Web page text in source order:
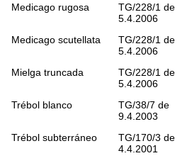
Medicago rugosa
TG/228/1 de
5.4.2006
Medicago scutellata
TG/228/1 de
5.4.2006
Mielga truncada
TG/228/1 de
5.4.2006
Trébol blanco
TG/38/7 de
9.4.2003
Trébol subterráneo
TG/170/3 de
4.4.2001